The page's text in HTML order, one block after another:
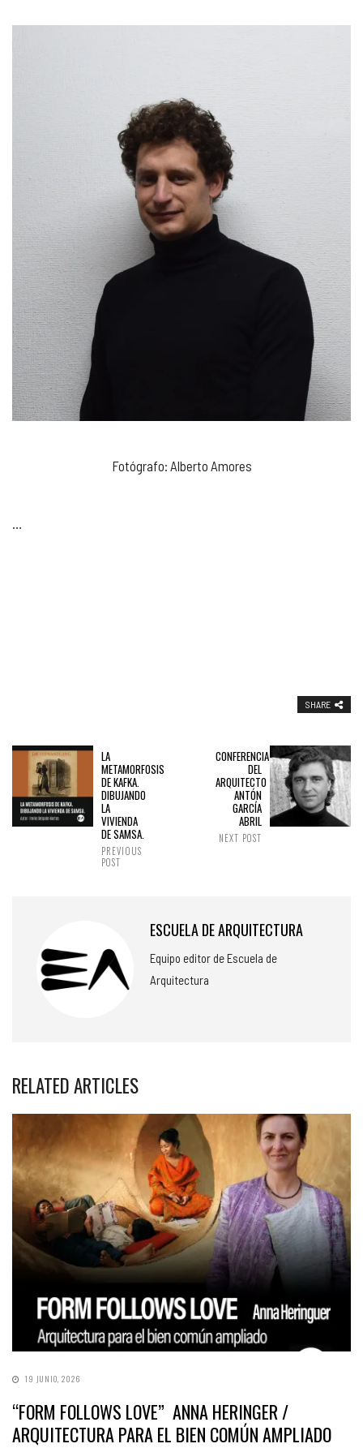
Fotógrafo: Alberto Amores
…
SHARE
LA
METAMORFOSIS
DE KAFKA.
DIBUJANDO
LA
VIVIENDA
DE SAMSA.
PREVIOUS
POST
CONFERENCIA
DEL
ARQUITECTO
ANTÓN
GARCÍA
ABRIL
NEXT POST
ESCUELA DE ARQUITECTURA
Equipo editor de Escuela de
Arquitectura
RELATED ARTICLES
19 JUNIO, 2026
“FORM FOLLOWS LOVE” ANNA HERINGER /
ARQUITECTURA PARA EL BIEN COMÚN AMPLIADO